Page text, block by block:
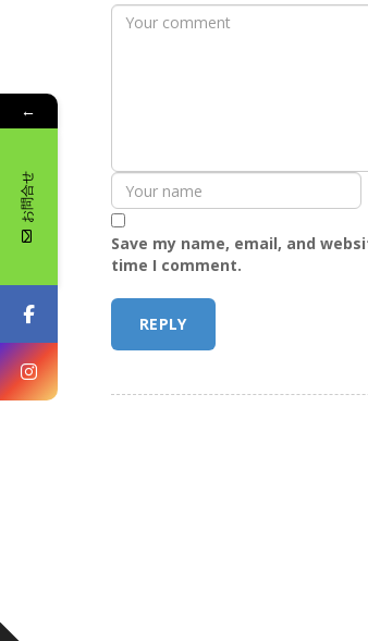
Save my name, email, and
time I comment.
←
お問合せ